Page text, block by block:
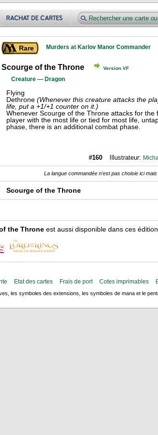
Rare Murders at Karlov Manor Commander
Scourge of the Throne Version VF
Creature — Dragon
Flying
Dethrone (Whenever this creature attacks the
life, put a +1/+1 counter on it.)
Whenever Scourge of the Throne attacks for
player with the most life or tied for most life,
phase, there is an additional combat phase.
#160 Illustrateur:
La langue commandée n'est pas choisie ici
Scourge of the Throne
the Throne est aussi disponible dans ces
Etat des cartes Frais de port Cotes imprimables
les symboles des extensions, les symboles de mana et le